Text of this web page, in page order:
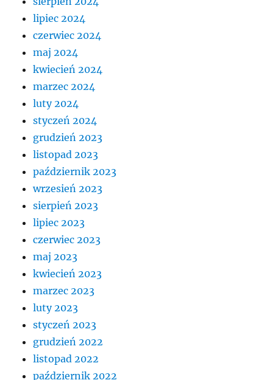
lipiec 2024
czerwiec 2024
maj 2024
kwiecień 2024
marzec 2024
luty 2024
styczeń 2024
grudzień 2023
listopad 2023
październik 2023
wrzesień 2023
sierpień 2023
lipiec 2023
czerwiec 2023
maj 2023
kwiecień 2023
marzec 2023
luty 2023
styczeń 2023
grudzień 2022
listopad 2022
październik 2022